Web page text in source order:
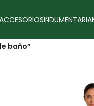
ACCESORIOSINDUMENTARIA
baño”